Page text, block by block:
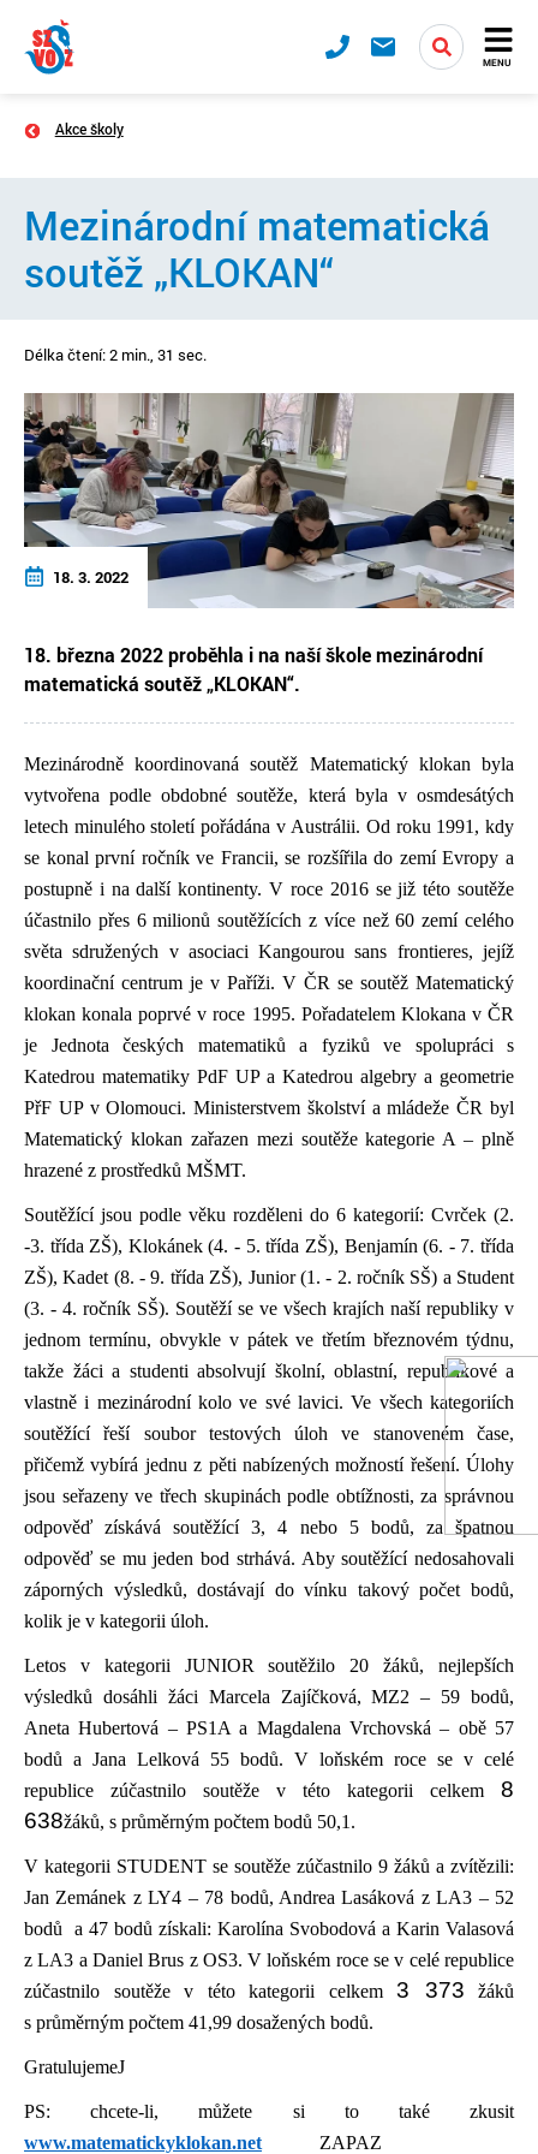
MENU
Akce školy
Mezinárodní matematická
soutěž „KLOKAN“
Délka čtení: 2 min., 31 sec.
18. 3. 2022
18. března 2022 proběhla i na naší škole mezinárodní
matematická soutěž „KLOKAN“.
Mezinárodně koordinovaná soutěž Matematický klokan byla
vytvořena podle obdobné soutěže, která byla v osmdesátých
letech minulého století pořádána v Austrálii. Od roku 1991, kdy
se konal první ročník ve Francii, se rozšířila do zemí Evropy a
postupně i na další kontinenty. V roce 2016 se již této soutěže
účastnilo přes 6 milionů soutěžících z více než 60 zemí celého
světa sdružených v asociaci Kangourou sans frontieres, jejíž
koordinační centrum je v Paříži. V ČR se soutěž Matematický
klokan konala poprvé v roce 1995. Pořadatelem Klokana v ČR
je Jednota českých matematiků a fyziků ve spolupráci s
Katedrou matematiky PdF UP a Katedrou algebry a geometrie
PřF UP v Olomouci. Ministerstvem školství a mládeže ČR byl
Matematický klokan zařazen mezi soutěže kategorie A – plně
hrazené z prostředků MŠMT.
Soutěžící jsou podle věku rozděleni do 6 kategorií: Cvrček (2.
-3. třída ZŠ), Klokánek (4. - 5. třída ZŠ), Benjamín (6. - 7. třída
ZŠ), Kadet (8. - 9. třída ZŠ), Junior (1. - 2. ročník SŠ) a Student
(3. - 4. ročník SŠ). Soutěží se ve všech krajích naší republiky v
jednom termínu, obvykle v pátek ve třetím březnovém týdnu,
takže žáci a studenti absolvují školní, oblastní, republikové a
vlastně i mezinárodní kolo ve své lavici. Ve všech kategoriích
soutěžící řeší soubor testových úloh ve stanoveném čase,
přičemž vybírá jednu z pěti nabízených možností řešení. Úlohy
jsou seřazeny ve třech skupinách podle obtížnosti, za správnou
odpověď získává soutěžící 3, 4 nebo 5 bodů, za špatnou
odpověď se mu jeden bod strhává. Aby soutěžící nedosahovali
záporných výsledků, dostávají do vínku takový počet bodů,
kolik je v kategorii úloh.
Letos v kategorii JUNIOR soutěžilo 20 žáků, nejlepších
výsledků dosáhli žáci Marcela Zajíčková, MZ2 – 59 bodů,
Aneta Hubertová – PS1A a Magdalena Vrchovská – obě 57
bodů a Jana Lelková 55 bodů. V loňském roce se v celé
republice zúčastnilo soutěže v této kategorii celkem 8
638žáků, s průměrným počtem bodů 50,1.
V kategorii STUDENT se soutěže zúčastnilo 9 žáků a zvítězili:
Jan Zemánek z LY4 – 78 bodů, Andrea Lasáková z LA3 – 52
bodů a 47 bodů získali: Karolína Svobodová a Karin Valasová
z LA3 a Daniel Brus z OS3. V loňském roce se v celé republice
zúčastnilo soutěže v této kategorii celkem 3 373 žáků
s průměrným počtem 41,99 dosažených bodů.
GratulujemeJ
PS: chcete-li, můžete si to také zkusit
www.matematickyklokan.net ZAPAZ